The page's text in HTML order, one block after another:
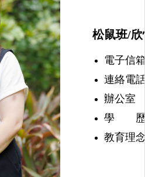
松鼠班/欣
電子信
連絡電
辦公室
學 歷：
教育理